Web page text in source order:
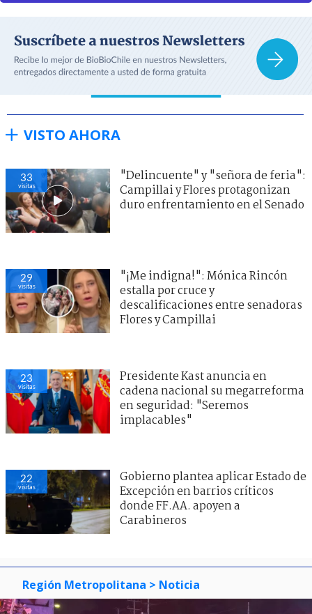
VISTO AHORA
33
visitas
"Delincuente" y "señora de feria":
Campillai y Flores protagonizan
duro enfrentamiento en el Senado
29
visitas
"¡Me indigna!": Mónica Rincón
estalla por cruce y
descalificaciones entre senadoras
Flores y Campillai
23
visitas
Presidente Kast anuncia en
cadena nacional su megarreforma
en seguridad: "Seremos
implacables"
22
visitas
Gobierno plantea aplicar Estado de
Excepción en barrios críticos
donde FF.AA. apoyen a
Carabineros
Región Metropolitana > Noticia